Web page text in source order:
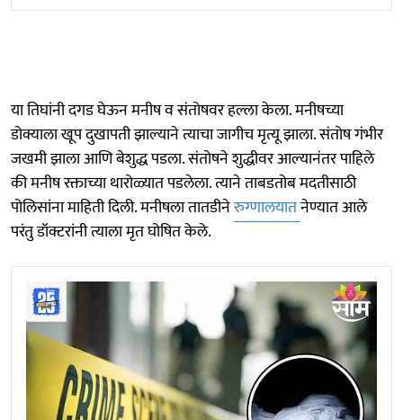
या तिघांनी दगड घेऊन मनीष व संतोषवर हल्ला केला. मनीषच्या
डोक्याला खूप दुखापती झाल्याने त्याचा जागीच मृत्यू झाला. संतोष गंभीर
जखमी झाला आणि बेशुद्ध पडला. संतोषने शुद्धीवर आल्यानंतर पाहिले
की मनीष रक्ताच्या थारोळ्यात पडलेला. त्याने ताबडतोब मदतीसाठी
पोलिसांना माहिती दिली. मनीषला तातडीनेरुग्णालयातनेण्यात आले
परंतु डॉक्टरांनी त्याला मृत घोषित केले.